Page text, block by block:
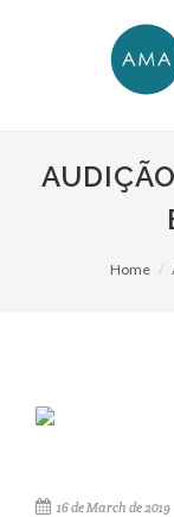
Home
16 de March de 2019